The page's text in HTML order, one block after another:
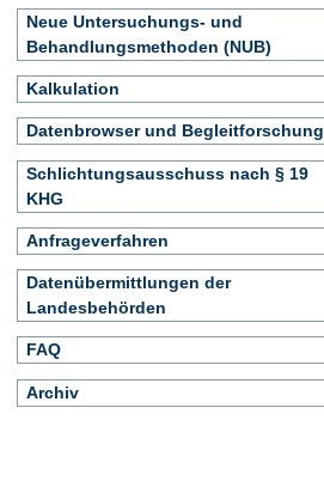
Neue Untersuchungs- und
Behandlungsmethoden (NUB)
Kalkulation
Datenbrowser und Begleitforschung
Schlichtungsausschuss nach § 19
KHG
Anfrageverfahren
Datenübermittlungen der
Landesbehörden
FAQ
Archiv